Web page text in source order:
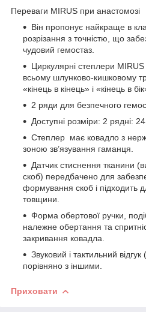
Переваги MIRUS при анастомозі
Він пропонує найкраще в
розрізання з точністю, що
чудовий гемостаз.
Циркулярні степлери
всьому шлунково-кишковому
«кінець в кінець» і «кінець в
2 ряди для безпечного
Доступні розміри: 2 рядні:
Степлер має ковадло з
зоною зв’язування гаманця.
Датчик стиснення тканини
скоб) передбачено для
формування скоб і підходить
товщини.
Форма обертової ручки,
належне обертання та
закривання ковадла.
Звуковий і тактильний
порівняно з іншими.
Приховати